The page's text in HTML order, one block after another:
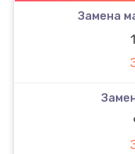
Замена